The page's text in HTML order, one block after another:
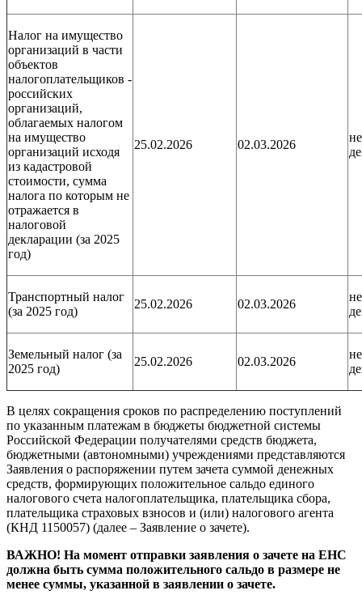
Налог на имущество
организаций в части
объектов
налогоплательщиков -
российских
организаций,
облагаемых налогом
на имущество
организаций исходя
из кадастровой
стоимости, сумма
налога по которым не
отражается в
налоговой
декларации (за 2025
год)
25.02.2026 02.03.2026
Транспортный налог
(за 2025 год)
25.02.2026 02.03.2026
Земельный налог (за
2025 год)
25.02.2026 02.03.2026
В целях сокращения сроков по распределению поступлений
по указанным платежам в бюджеты бюджетной системы
Российской Федерации получателями средств бюджета,
бюджетными (автономными) учреждениями представляются
Заявления о распоряжении путем зачета суммой денежных
средств, формирующих положительное сальдо единого
налогового счета налогоплательщика, плательщика сбора,
плательщика страховых взносов и (или) налогового агента
(КНД 1150057) (далее – Заявление о зачете).
ВАЖНО! На момент отправки заявления о зачете на ЕНС
должна быть сумма положительного сальдо в размере не
менее суммы, указанной в заявлении о зачете.